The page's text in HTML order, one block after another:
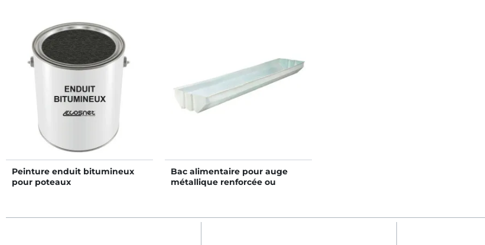
Peinture enduit bitumineux
pour poteaux
Bac alimentaire pour auge
métallique renforcée ou